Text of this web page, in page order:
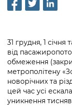
Рішення та
Рішення
Контактна
Графік
Освіта та
Навколишнє
Культура,
Громадська
Консультації
Громадська
Петиції
Подати
Проекти
інших актів
Нормативна
Медіагалерея
КМДА /
from the KCSA
Порядок
Accreditation
Подати
31 грудня, 1 січня
від
обмеження
метрополітену
новорічних та
цей час усі
уникнення